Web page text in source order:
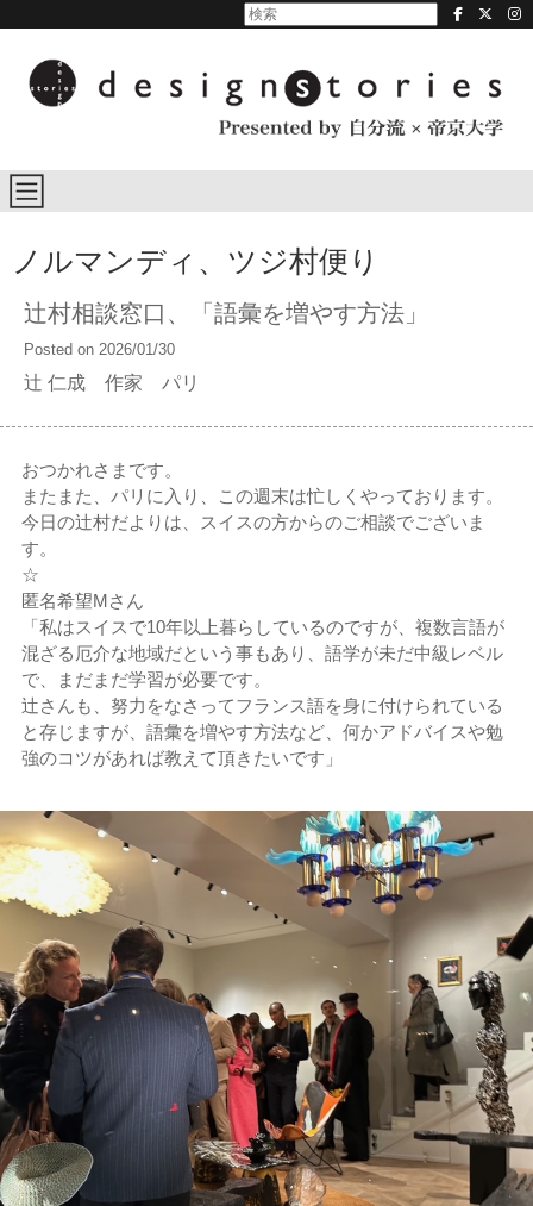
ノルマンディ、ツジ村便り
辻村相談窓口、「語彙を増やす方法」
Posted on 2026/01/30
辻 仁成 作家 パリ
おつかれさまです。
またまた、パリに入り、この週末は忙しくやっております。
今日の辻村だよりは、スイスの方からのご相談でございま
す。
☆
匿名希望Mさん
「私はスイスで10年以上暮らしているのですが、複数言語が
混ざる厄介な地域だという事もあり、語学が未だ中級レベル
で、まだまだ学習が必要です。
辻さんも、努力をなさってフランス語を身に付けられている
と存じますが、語彙を増やす方法など、何かアドバイスや勉
強のコツがあれば教えて頂きたいです」